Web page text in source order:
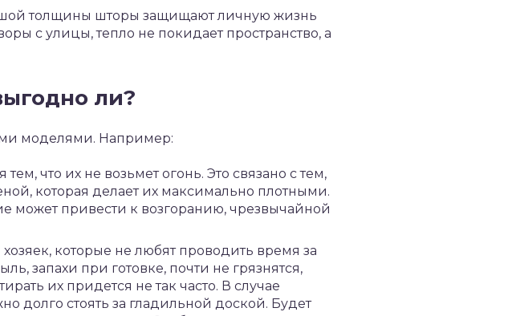
толщины шторы защищают личную жизнь
с улицы, тепло не покидает пространство, а
ли?
моделями. Например:
что их не возьмет огонь. Это связано с тем,
которая делает их максимально плотными.
может привести к возгоранию, чрезвычайной
которые не любят проводить время за
запахи при готовке, почти не грязнятся,
их придется не так часто. В случае
долго стоять за гладильной доской. Будет